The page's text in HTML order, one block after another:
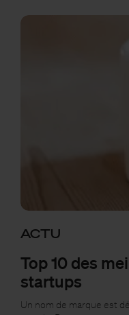
ACTU
Top 10 des
startups
Un nom de marque est